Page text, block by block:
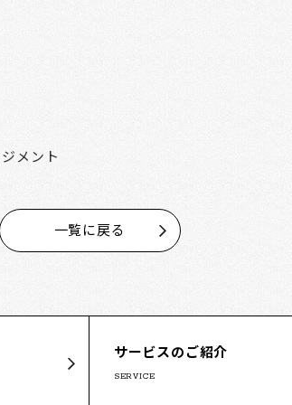
メント
一覧に戻る
サービスのご紹介
SERVICE